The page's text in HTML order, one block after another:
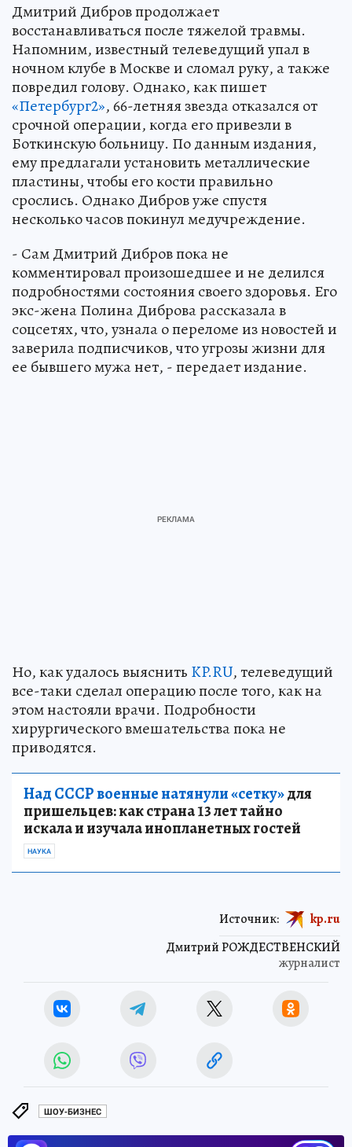
Дмитрий Дибров продолжает
восстанавливаться после тяжелой травмы.
Напомним, известный телеведущий упал в
ночном клубе в Москве и сломал руку, а также
повредил голову. Однако, как пишет
«Петербург2», 66-летняя звезда отказался от
срочной операции, когда его привезли в
Боткинскую больницу. По данным издания,
ему предлагали установить металлические
пластины, чтобы его кости правильно
срослись. Однако Дибров уже спустя
несколько часов покинул медучреждение.
- Сам Дмитрий Дибров пока не
комментировал произошедшее и не делился
подробностями состояния своего здоровья. Его
экс-жена Полина Диброва рассказала в
соцсетях, что, узнала о переломе из новостей и
заверила подписчиков, что угрозы жизни для
ее бывшего мужа нет, - передает издание.
Но, как удалось выяснить KP.RU, телеведущий
все-таки сделал операцию после того, как на
этом настояли врачи. Подробности
хирургического вмешательства пока не
приводятся.
Над СССР военные натянули «сетку»для
пришельцев: как страна 13 лет тайно
искала и изучала инопланетных гостей
НАУКА
Дмитрий РОЖДЕСТВЕНСКИЙ
журналист
Источник: kp.ru
ШОУ-БИЗНЕС